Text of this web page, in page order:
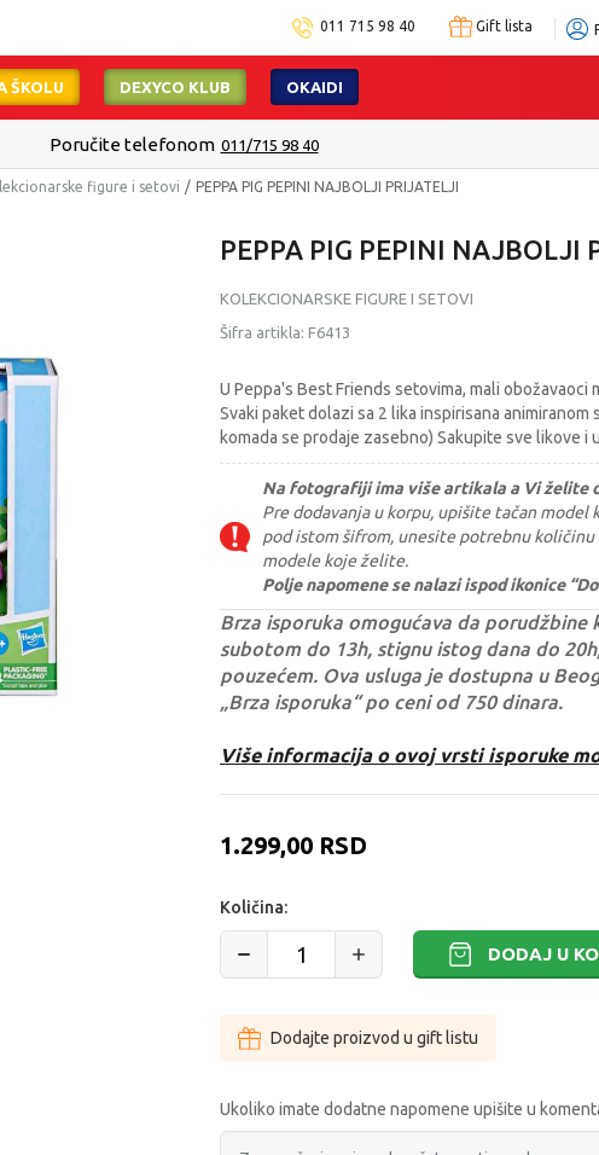
011 715 98 40 Gift lista
ŠKOLU DEXYCO KLUB OKAIDI
Poručite telefonom 011/715 98 40
figure i setovi PEPPA PIG PEPINI NAJBOLJI PRIJATELJI
PEPPA PIG PEPINI NAJBOLJI
KOLEKCIONARSKE FIGURE I SETOVI
Šifra artikla: F6413
U Peppa's Best Friends setovima, mali
Svaki paket dolazi sa 2 lika inspirisana animiranom
komada se prodaje zasebno) Sakupite sve likove i
Na fotografiji ima više artikala a Vi želite
Pre dodavanja u korpu, upišite tačan
pod istom šifrom, unesite potrebnu
modele koje želite.
Polje napomene se nalazi ispod ikonice
Brza isporuka omogućava da porudžbine
subotom do 13h, stignu istog dana do
pouzećem. Ova usluga je dostupna u
„Brza isporuka“ po ceni od 750 dinara.
Više informacija o ovoj vrsti isporuke
1.299,00 RSD
Količina:
DODAJ U
Dodajte proizvod u gift listu
Ukoliko imate dodatne napomene upišite u